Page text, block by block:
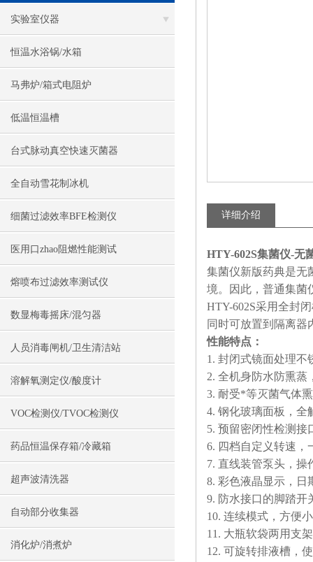
实验室仪器
恒温水浴锅/水箱
马弗炉/箱式电阻炉
低温恒温槽
台式脉动真空快速灭菌器
全自动雪花制冰机
细菌过滤效率BFE检测仪
医用口zhao阻燃性能测试
熔喷布过滤效率测试仪
数显梅毒摇床/混匀器
人员消毒闸机/卫生清洁站
溶解氧测定仪/酸度计
VOC检测仪/TVOC检测仪
药品恒温保存箱/冷藏箱
超声波清洗器
自动部分收集器
消化炉/消煮炉
详细介绍
HTY-602S集菌仪-无
集菌仪新版药典是无
境。因此，普通集菌
HTY-602S采用全封
同时可放置到隔离器
性能特点：
1. 封闭式镜面处理不
2. 全机身防水防熏蒸
3. 耐受*等灭菌气体
4. 钢化玻璃面板，全
5. 预留密闭性检测接
6. 四档自定义转速，
7. 直线装管泵头，操
8. 彩色液晶显示，日
9. 防水接口的脚踏开
10. 连续模式，方便
11. 大瓶软袋两用支
12. 可旋转排液槽，